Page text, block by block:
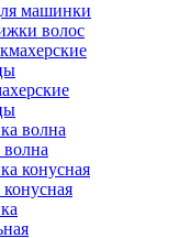
машинки
волос